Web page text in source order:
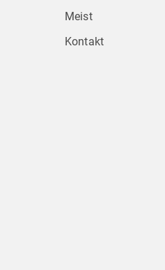
Meist
Kontakt